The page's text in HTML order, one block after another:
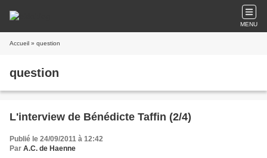
MENU
Accueil » question
question
L'interview de Bénédicte Taffin (2/4)
Publié le 24/09/2011 à 12:42
Par A.C. de Haenne